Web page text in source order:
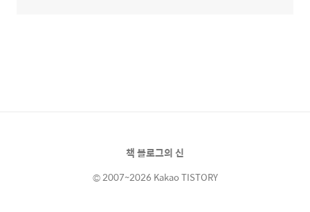
책 블로그의 신
© 2007~2026 Kakao TISTORY